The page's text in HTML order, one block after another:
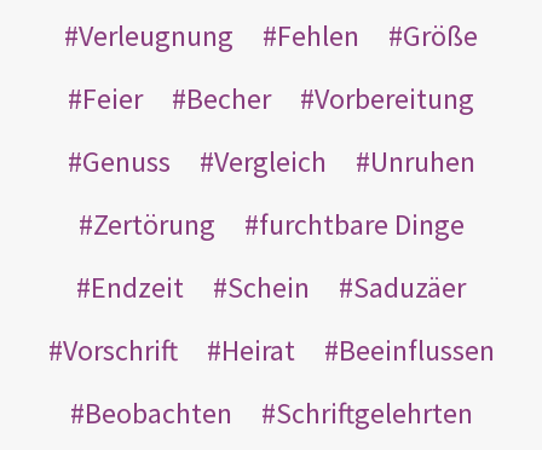
Verleugnung Fehlen
Größe
Feier
Becher
Vorbereitung
Genuss
Vergleich
Unruhen
Zertörung
furchtbare Dinge
Endzeit
Schein
Saduzäer
Vorschrift
Heirat
Beeinflussen
Beobachten
Schriftgelehrten